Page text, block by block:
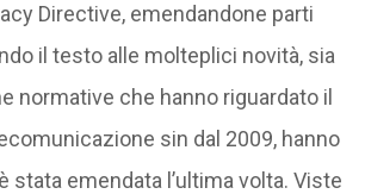
Directive, emendandone parti
il testo alle molteplici novità, sia
normative che hanno riguardato il
sin dal 2009, hanno
stata emendata l’ultima volta. Viste